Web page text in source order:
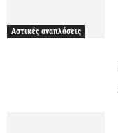
Αστικές αναπλάσεις